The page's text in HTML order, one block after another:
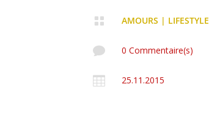
 AMOURS | LIFESTYLE
 0 Commentaire(s)
 25.11.2015